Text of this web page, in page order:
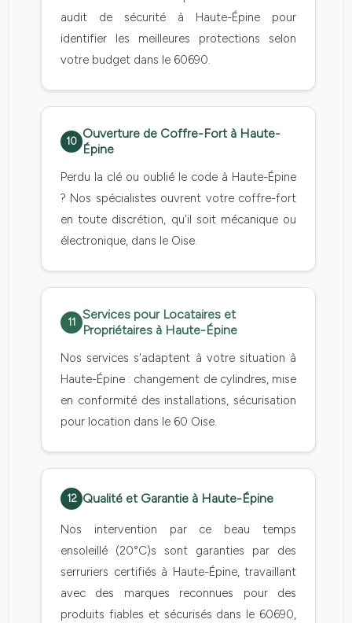
audit de sécurité à Haute-Épine pour
identifier les meilleures protections selon
votre budget dans le 60690.
10
Ouverture de Coffre-Fort à Haute-
Épine
Perdu la clé ou oublié le code à Haute-Épine
? Nos spécialistes ouvrent votre coffre-fort
en toute discrétion, qu'il soit mécanique ou
électronique, dans le Oise.
11
Services pour Locataires et
Propriétaires à Haute-Épine
Nos services s'adaptent à votre situation à
Haute-Épine : changement de cylindres, mise
en conformité des installations, sécurisation
pour location dans le 60 Oise.
12 Qualité et Garantie à Haute-Épine
Nos intervention par ce beau temps
ensoleillé (20°C)s sont garanties par des
serruriers certifiés à Haute-Épine, travaillant
avec des marques reconnues pour des
produits fiables et sécurisés dans le 60690,